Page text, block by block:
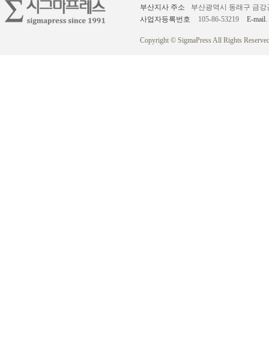
부산지사 주소
부산광역시 동래구 금강
사업자등록번호
105-86-53219 E-mail.
Copyright © SigmaPress All Rights